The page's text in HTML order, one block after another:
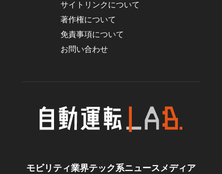
サイトリンクについて
著作権について
免責事項について
お問い合わせ
モビリティ業界テック系ニュースメディア